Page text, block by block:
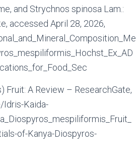
and Strychnos spinosa Lam.:
accessed April 28, 2026,
A Review – ResearchGate,
Idris-Kaida-
of-Kanya-Diospyros-